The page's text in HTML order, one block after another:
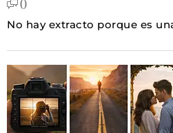
0
No hay extracto porque es